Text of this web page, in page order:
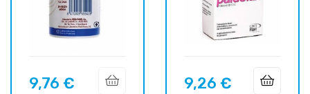
Prix
9,76 € Prix
9,26 €